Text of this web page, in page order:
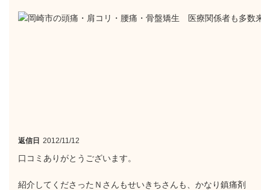
返信日 2012/11/12
口コミありがとうございます。
紹介してくださったＮさんもせいきちさんも、かなり鎮痛剤